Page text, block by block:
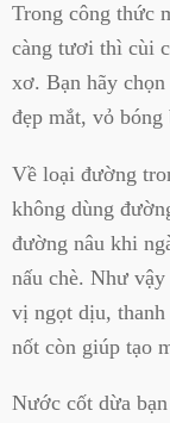
Trong công thức
càng tươi thì cùi
xơ. Bạn hãy chọn
đẹp mắt, vỏ bóng
Về loại đường
không dùng
đường nâu khi
nấu chè. Như
vị ngọt dịu,
nốt còn giúp tạo
Nước cốt dừa